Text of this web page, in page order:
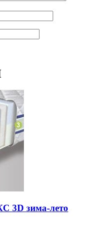
3D зима-лето